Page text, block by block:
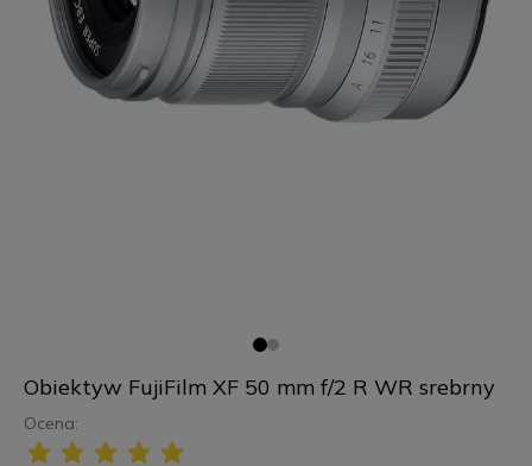
Obiektyw FujiFilm XF 50 mm f/2 R WR srebrny
Ocena: